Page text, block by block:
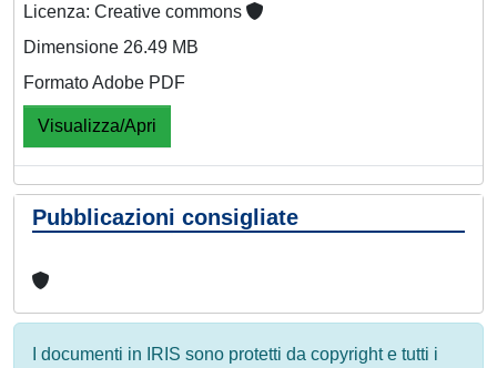
Licenza: Creative commons
Dimensione 26.49 MB
Formato Adobe PDF
Visualizza/Apri
Pubblicazioni consigliate
I documenti in IRIS sono protetti da copyright e tutti i